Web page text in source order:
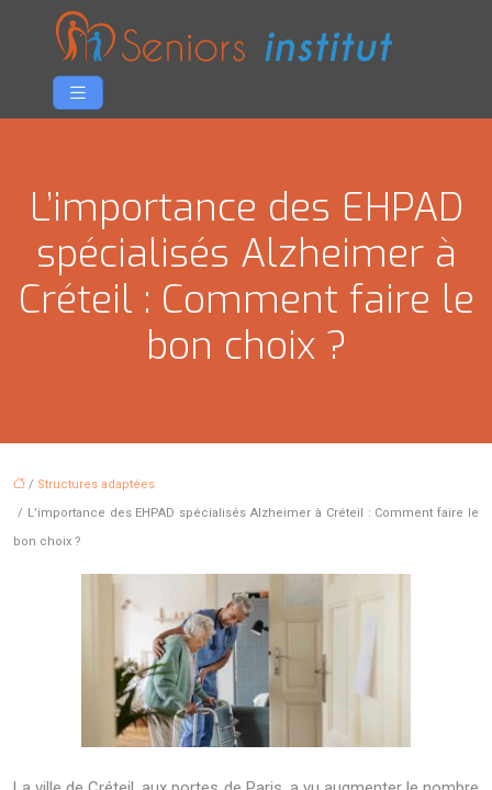
L’importance des EHPAD
spécialisés Alzheimer à
Créteil : Comment faire le
bon choix ?
/ Structures adaptées
/ L’importance des EHPAD spécialisés Alzheimer à Créteil : Comment faire le
bon choix ?